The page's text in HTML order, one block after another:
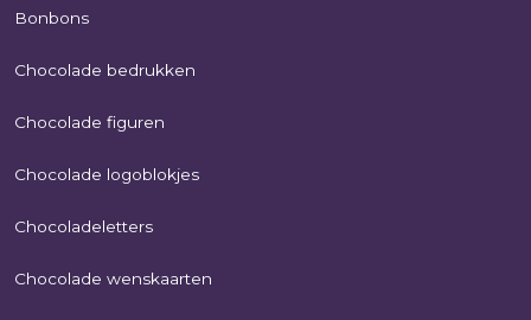
Bonbons
Chocolade bedrukken
Chocolade figuren
Chocolade logoblokjes
Chocoladeletters
Chocolade wenskaarten